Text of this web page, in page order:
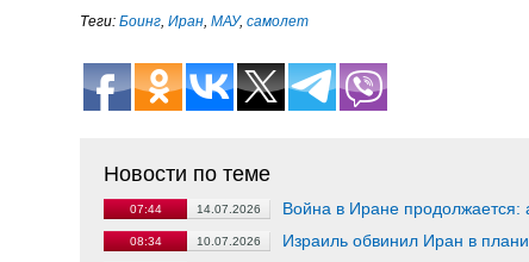
Теги: Боинг, Иран, МАУ, самолет
Новости по теме
07:44 14.07.2026 Война в Иране
08:34 10.07.2026 Израиль обвинил Иран в